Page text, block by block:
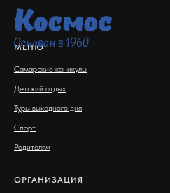
МЕНЮ
Самарские каникулы
Детский отдых
Туры выходного дня
Спорт
Родителям
ОРГАНИЗАЦИЯ